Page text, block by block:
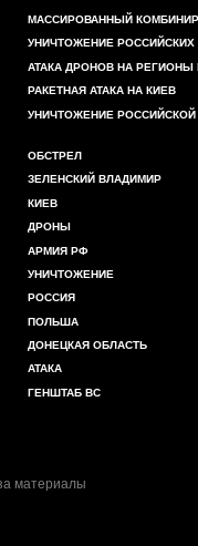
МАССИРОВАННЫЙ
УНИЧТОЖЕНИЕ РОССИЙСКИХ
АТАКА ДРОНОВ НА РЕГИОНЫ
РАКЕТНАЯ АТАКА НА КИЕВ
УНИЧТОЖЕНИЕ РОССИЙСКОЙ
ОБСТРЕЛ
ЗЕЛЕНСКИЙ ВЛАДИМИР
КИЕВ
ДРОНЫ
АРМИЯ РФ
УНИЧТОЖЕНИЕ
РОССИЯ
ПОЛЬША
ДОНЕЦКАЯ ОБЛАСТЬ
АТАКА
ГЕНШТАБ ВС
материалы